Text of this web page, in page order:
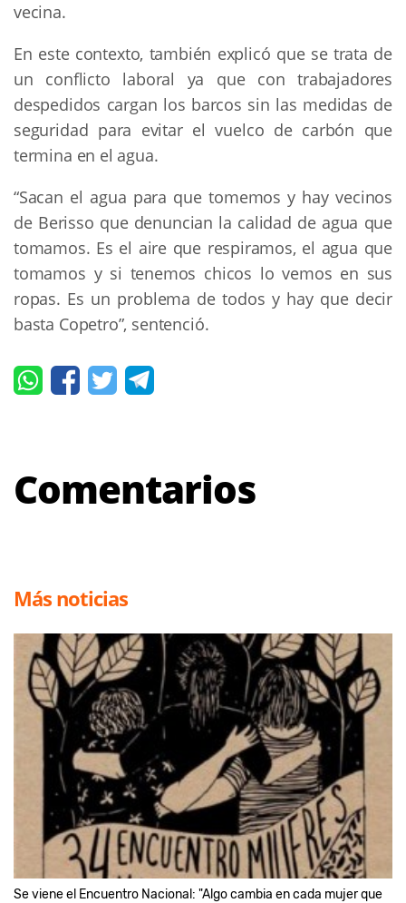
vecina.
En este contexto, también explicó que se trata de
un conflicto laboral ya que con trabajadores
despedidos cargan los barcos sin las medidas de
seguridad para evitar el vuelco de carbón que
termina en el agua.
“Sacan el agua para que tomemos y hay vecinos
de Berisso que denuncian la calidad de agua que
tomamos. Es el aire que respiramos, el agua que
tomamos y si tenemos chicos lo vemos en sus
ropas. Es un problema de todos y hay que decir
basta Copetro”, sentenció.
Comentarios
Más noticias
Se viene el Encuentro Nacional: "Algo cambia en cada mujer que